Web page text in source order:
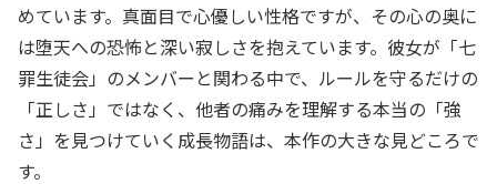
めています。真面目で心優しい性格ですが、その心の奥に
は堕天への恐怖と深い寂しさを抱えています。彼女が「七
罪生徒会」のメンバーと関わる中で、ルールを守るだけの
「正しさ」ではなく、他者の痛みを理解する本当の「強
さ」を見つけていく成長物語は、本作の大きな見どころで
す。